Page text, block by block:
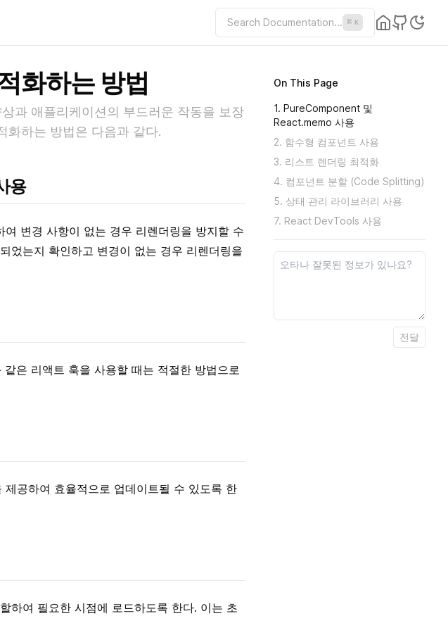
Search Documentation... ⌘ K
화하는 방법
과 애플리케이션의 부드러운 작동을 보장
화하는 방법은 다음과 같다.
용
여 변경 사항이 없는 경우 리렌더링을 방지할 수
었는지 확인하고 변경이 없는 경우 리렌더링을
은 리액트 훅을 사용할 때는 적절한 방법으로
공하여 효율적으로 업데이트될 수 있도록 한
하여 필요한 시점에 로드하도록 한다. 이는 초
On This Page
1. PureComponent 및
React.memo 사용
2. 함수형 컴포넌트 사용
3. 리스트 렌더링 최적화
4. 컴포넌트 분할 (Code Splitting)
5. 상태 관리 라이브러리 사용
7. React DevTools 사용
전달